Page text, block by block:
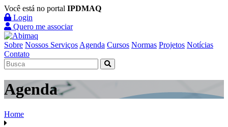
Você está no portal IPDMAQ
Login
Quero me associar
Sobre Nossos Serviços Agenda Cursos Normas Projetos Notícias
Contato
Agenda
Home